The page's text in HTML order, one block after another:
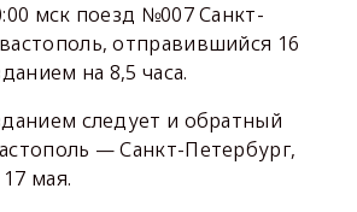
мск поезд №007 Санкт-
отправившийся 16
на 8,5 часа.
следует и обратный
— Санкт-Петербург,
мая.